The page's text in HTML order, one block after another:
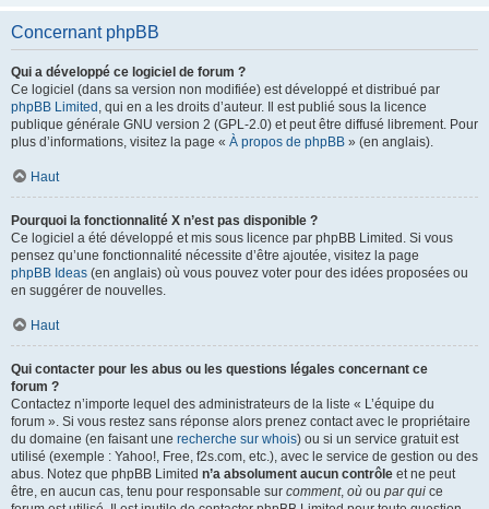
Concernant phpBB
Qui a développé ce logiciel de forum ?
Ce logiciel (dans sa version non modifiée) est développé et distribué par
phpBB Limited , qui en a les droits d’auteur. Il est publié sous la licence
publique générale GNU version 2 (GPL-2.0) et peut être diffusé librement. Pour
plus d’informations, visitez la page « À propos de phpBB » (en anglais).
Haut
Pourquoi la fonctionnalité X n’est pas disponible ?
Ce logiciel a été développé et mis sous licence par phpBB Limited. Si vous
pensez qu’une fonctionnalité nécessite d’être ajoutée, visitez la page
phpBB Ideas (en anglais) où vous pouvez voter pour des idées proposées ou
en suggérer de nouvelles.
Haut
Qui contacter pour les abus ou les questions légales concernant ce
forum ?
Contactez n’importe lequel des administrateurs de la liste « L’équipe du
forum ». Si vous restez sans réponse alors prenez contact avec le propriétaire
du domaine (en faisant une recherche sur whois) ou si un service gratuit est
utilisé (exemple : Yahoo!, Free, f2s.com, etc.), avec le service de gestion ou des
abus. Notez que phpBB Limited n’a absolument aucun contrôle et ne peut
être, en aucun cas, tenu pour responsable sur comment, où ou par qui ce